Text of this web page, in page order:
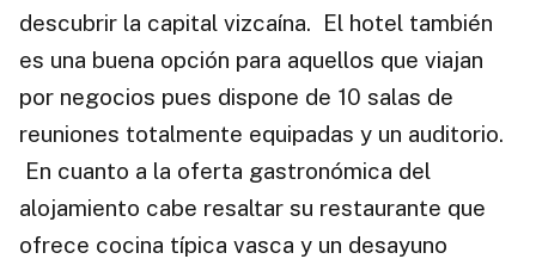
descubrir la capital vizcaína. El hotel también
es una buena opción para aquellos que viajan
por negocios pues dispone de 10 salas de
reuniones totalmente equipadas y un auditorio.
En cuanto a la oferta gastronómica del
alojamiento cabe resaltar su restaurante que
ofrece cocina típica vasca y un desayuno